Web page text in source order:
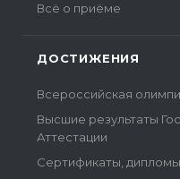
Всё о приёме
ДОСТИЖЕНИЯ
Всероссийская
Высшие результаты
Аттестации
Сертификаты,